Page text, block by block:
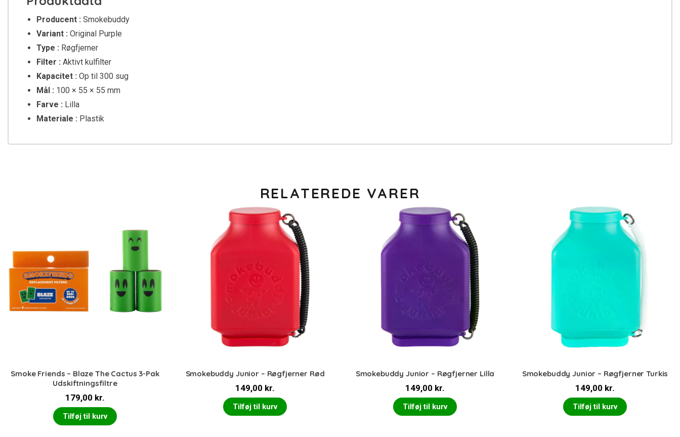
Producent : Smokebuddy
Variant : Original Purple
Type : Røgfjerner
Filter : Aktivt kulfilter
Kapacitet : Op til 300 sug
Mål : 100 × 55 × 55 mm
Farve : Lilla
Materiale : Plastik
RELATEREDE VARER
Smoke Friends – Blaze The Cactus 3-Pak
Udskiftningsfiltre
179,00 kr.
Tilføj til kurv
Smokebuddy Junior – Røgfjerner Rød
149,00 kr.
Tilføj til kurv
Smokebuddy Junior – Røgfjerner Lilla
149,00 kr.
Tilføj til kurv
Smokebuddy Junior – Røgfjerner Turkis
149,00 kr.
Tilføj til kurv